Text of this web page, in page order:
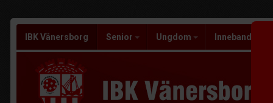
IBK Vänersborg Senior Ungdom Innebandyskola